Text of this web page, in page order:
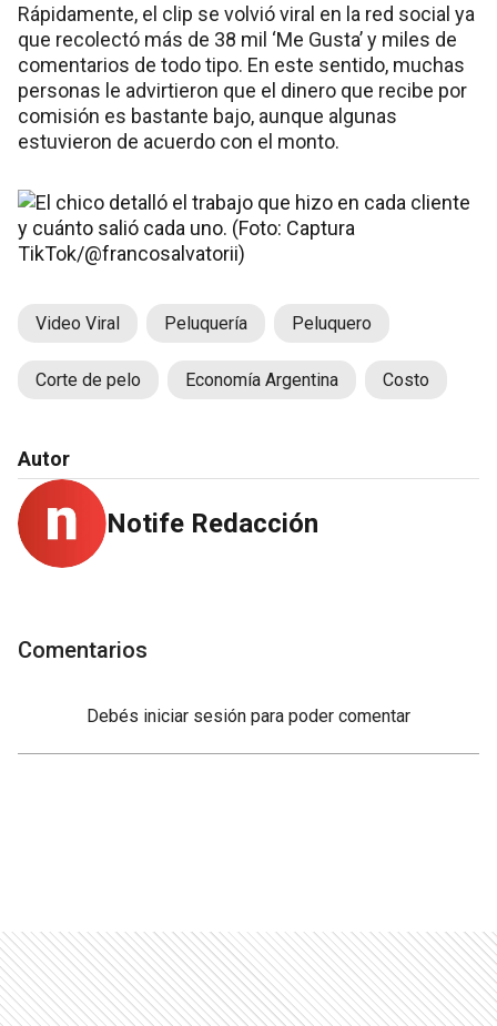
Rápidamente, el clip se volvió viral en la red social ya
que recolectó más de 38 mil ‘Me Gusta’ y miles de
comentarios de todo tipo. En este sentido, muchas
personas le advirtieron que el dinero que recibe por
comisión es bastante bajo, aunque algunas
estuvieron de acuerdo con el monto.
Video Viral Peluquería Peluquero
Corte de pelo Economía Argentina Costo
Autor
Notife Redacción
Comentarios
Debés iniciar sesión para poder comentar